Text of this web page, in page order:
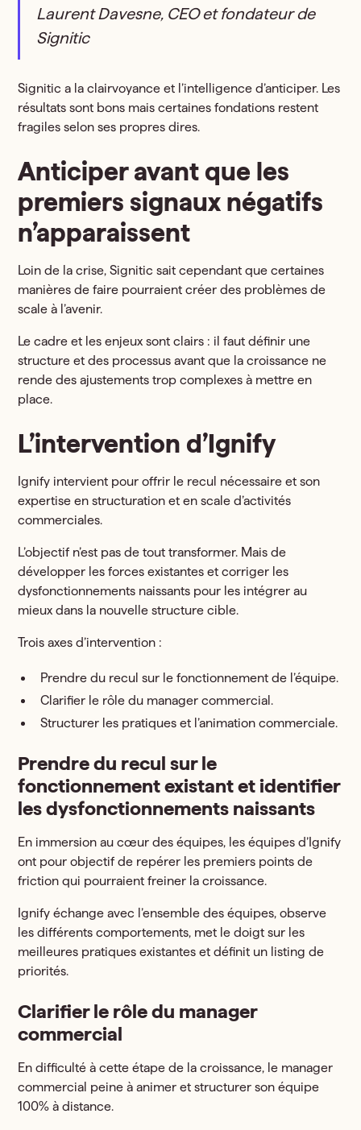
Laurent Davesne, CEO et fondateur de
Signitic
Signitic a la clairvoyance et l’intelligence d’anticiper. Les
résultats sont bons mais certaines fondations restent
fragiles selon ses propres dires.
Anticiper avant que les
premiers signaux négatifs
n’apparaissent
Loin de la crise, Signitic sait cependant que certaines
manières de faire pourraient créer des problèmes de
scale à l’avenir.
Le cadre et les enjeux sont clairs : il faut définir une
structure et des processus avant que la croissance ne
rende des ajustements trop complexes à mettre en
place.
L’intervention d’Ignify
Ignify intervient pour offrir le recul nécessaire et son
expertise en structuration et en scale d’activités
commerciales.
L’objectif n’est pas de tout transformer. Mais de
développer les forces existantes et corriger les
dysfonctionnements naissants pour les intégrer au
mieux dans la nouvelle structure cible.
Trois axes d’intervention :
Prendre du recul sur le fonctionnement de l’équipe.
Clarifier le rôle du manager commercial.
Structurer les pratiques et l’animation commerciale.
Prendre du recul sur le
fonctionnement existant et identifier
les dysfonctionnements naissants
En immersion au cœur des équipes, les équipes d’Ignify
ont pour objectif de repérer les premiers points de
friction qui pourraient freiner la croissance.
Ignify échange avec l’ensemble des équipes, observe
les différents comportements, met le doigt sur les
meilleures pratiques existantes et définit un listing de
priorités.
Clarifier le rôle du manager
commercial
En difficulté à cette étape de la croissance, le manager
commercial peine à animer et structurer son équipe
100% à distance.